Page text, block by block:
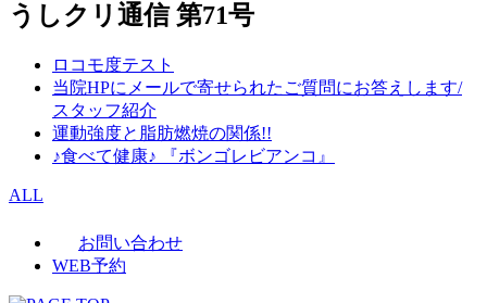
うしクリ通信 第71号
ロコモ度テスト
当院HPにメールで寄せられたご質問にお答えします/
スタッフ紹介
運動強度と脂肪燃焼の関係!!
♪食べて健康♪ 『ボンゴレビアンコ』
ALL
お問い合わせ
WEB予約